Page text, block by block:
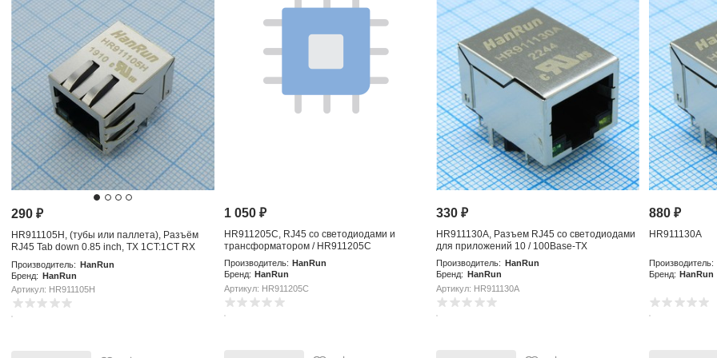
290₽
HR911105H, (тубы или паллета), Разъём
RJ45 Tab down 0.85 inch, TX 1CT:1CT RX
1CT:1CT LED: G/Y
Производитель: HanRun
Бренд: HanRun
Артикул: HR911105H
1 050 ₽
HR911205C, RJ45 со светодиодами и
трансформатором / HR911205C
Производитель: HanRun
Бренд: HanRun
Артикул: HR911205C
330₽
HR911130A, Разъем RJ45 со светодиодами
для приложений 10 / 100Base-TX
Производитель:
HanRun
Бренд:
HanRun
Артикул: HR911130A
880 ₽
HR911130A
Производитель:
Бренд: HanRun